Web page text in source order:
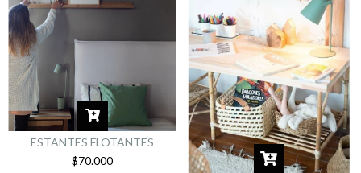
ESTANTES FLOTANTES
$70.000